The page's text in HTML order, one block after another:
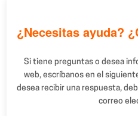
¿Necesitas ayuda?
Si tiene preguntas o desea
web, escríbanos en el
desea recibir una respuesta,
correo